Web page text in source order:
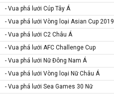
- Vua phá lưới Cúp Tây Á
- Vua phá lưới Vòng loại Asian Cup 2019
- Vua phá lưới C2 Châu Á
- Vua phá lưới AFC Challenge Cup
- Vua phá lưới Nữ Đông Nam Á
- Vua phá lưới Vòng loại Nữ Châu Á
- Vua phá lưới Sea Games 30 Nữ